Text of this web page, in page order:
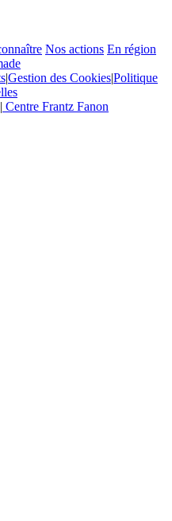
Nos actions En région
|Gestion des Cookies|Politique
| Centre Frantz Fanon